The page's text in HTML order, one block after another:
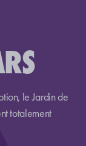
le Jardin de
totalement